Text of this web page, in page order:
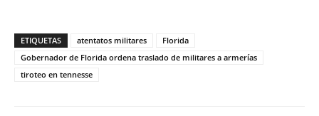
ETIQUETAS atentatos militares
Florida
Gobernador de Florida ordena traslado de militares a armerías
tiroteo en tennesse